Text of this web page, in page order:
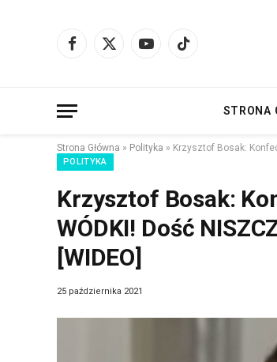
Facebook
X
YouTubeTikTok
STRONA
Strona Główna » Polityka » Krzysztof Bosak:
POLITYKA
Krzysztof Bosak:
WÓDKI! Dość
[WIDEO]
25 października 2021